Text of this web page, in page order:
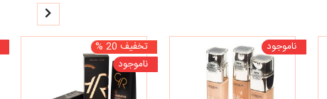
ناموجود
تخفیف 20 %
ناموجود